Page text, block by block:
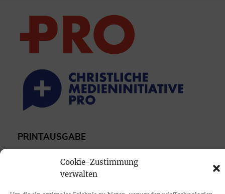
Cookie-Zustimmung
verwalten
PRINTAUSGABE